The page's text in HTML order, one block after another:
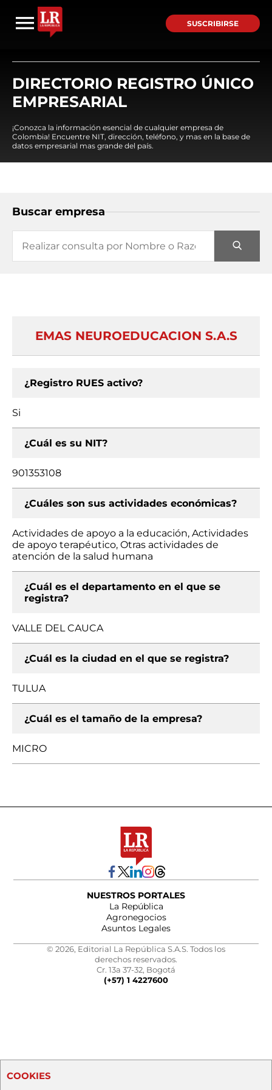
SUSCRIBIRSE
DIRECTORIO REGISTRO ÚNICO
EMPRESARIAL
¡Conozca la información esencial de cualquier empresa de
Colombia! Encuentre NIT, dirección, teléfono, y mas en la base de
datos empresarial mas grande del país.
Buscar empresa
EMAS NEUROEDUCACION S.A.S
¿Registro RUES activo?
Si
¿Cuál es su NIT?
901353108
¿Cuáles son sus actividades económicas?
Actividades de apoyo a la educación, Actividades
de apoyo terapéutico, Otras actividades de
atención de la salud humana
¿Cuál es el departamento en el que se
registra?
VALLE DEL CAUCA
¿Cuál es la ciudad en el que se registra?
TULUA
¿Cuál es el tamaño de la empresa?
MICRO
NUESTROS PORTALES
La República
Agronegocios
Asuntos Legales
© 2026, Editorial La República S.A.S. Todos los
derechos reservados.
Cr. 13a 37-32, Bogotá
(+57) 1 4227600
COOKIES